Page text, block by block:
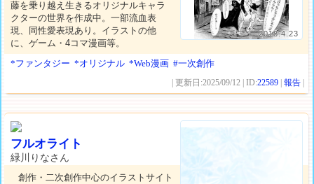
2018.4.23
藤を乗り越え生きるオリジナルキャラ
クターの世界を作成中。一部流血表
現、同性愛表現あり。イラストの他
に、ゲーム・4コマ漫画等。
*ファンタジー *オリジナル *Web漫画 #一次創作
| 更新日:2025/09/12 | ID:22589 |報告
フルオライト
緑川りなさん
創作・二次創作中心のイラストサイト